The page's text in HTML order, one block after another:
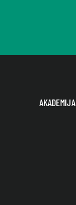
AKADEMIJA